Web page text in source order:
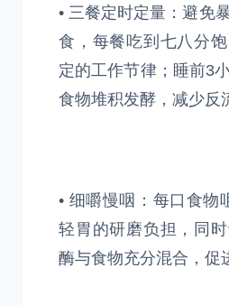
• 三餐定时定量：避免
食，每餐吃到七八分
定的工作节律；睡前3
食物堆积发酵，减少反
• 细嚼慢咽：每口食物
轻胃的研磨负担，同
酶与食物充分混合，促